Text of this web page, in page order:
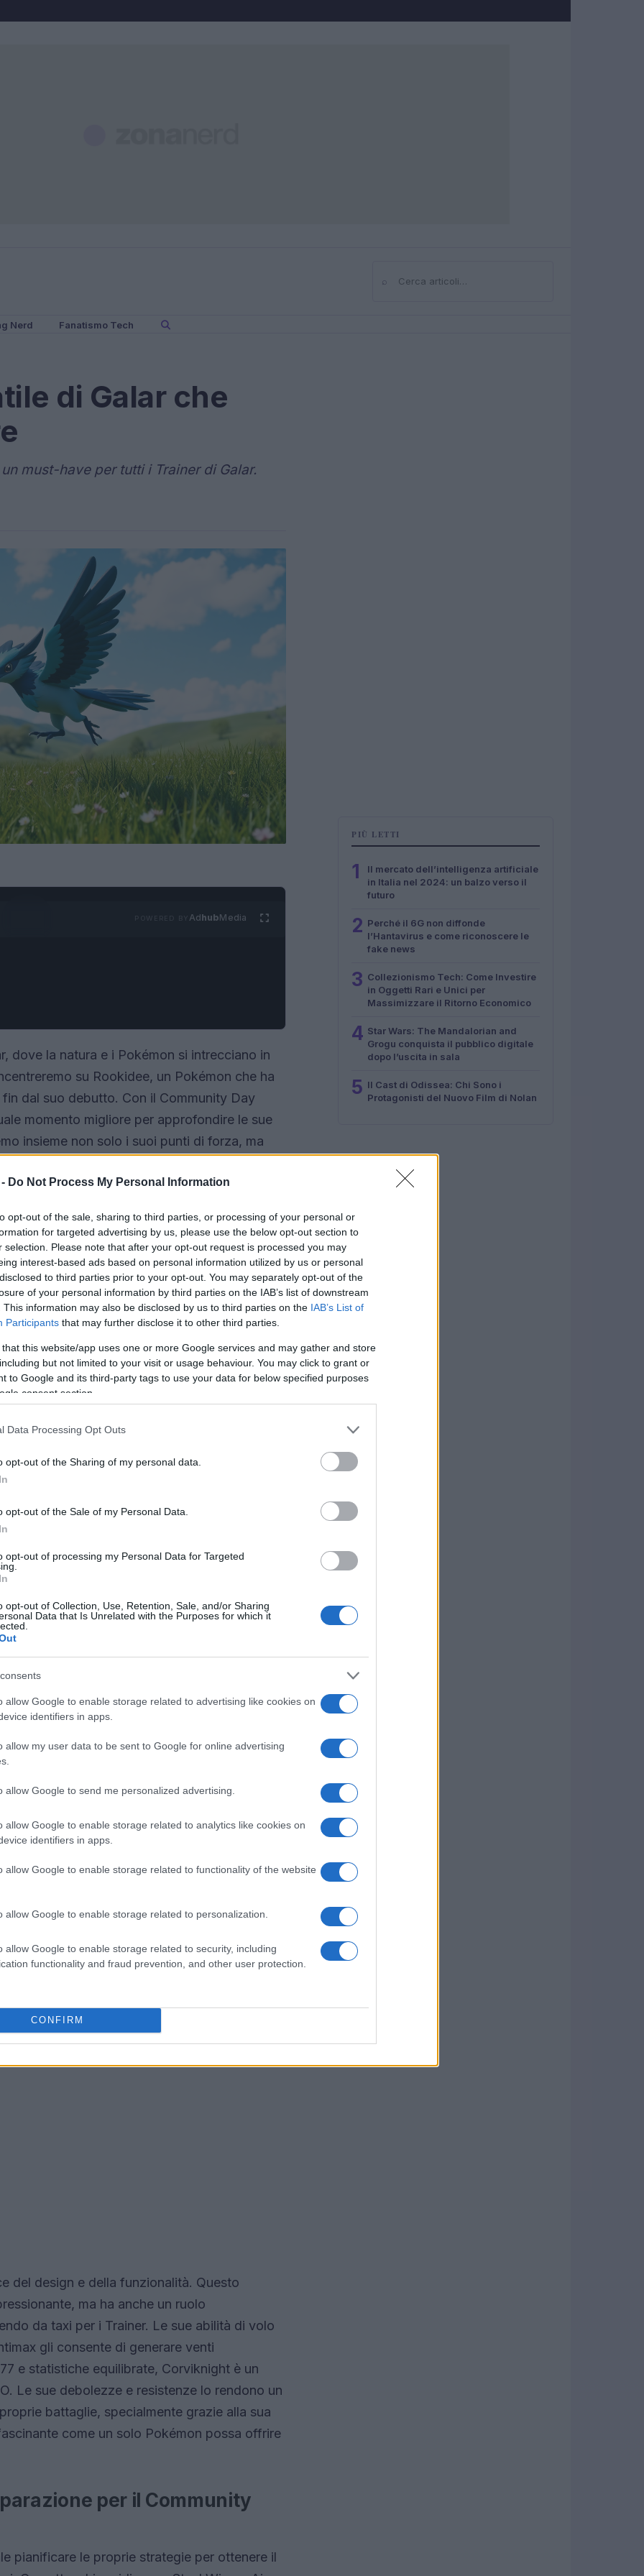
Do Not Process My Personal Information
opt-out of the sale, sharing to third parties, or processing of your personal or
for targeted advertising by us, please use the below opt-out section to
selection. Please note that after your opt-out request is processed you may
interest-based ads based on personal information utilized by us or personal
to third parties prior to your opt-out. You may separately opt-out of the
of your personal information by third parties on the IAB’s list of downstream
This information may also be disclosed by us to third parties on the IAB’s List of
Participants that may further disclose it to other third parties.
that this website/app uses one or more Google services and may gather and store
but not limited to your visit or usage behaviour. You may click to grant or
to Google and its third-party tags to use your data for below specified purposes
consent section.
Data Processing Opt Outs
opt-out of the Sharing of my personal data.
opt-out of the Sale of my Personal Data.
opt-out of processing my Personal Data for Targeted
opt-out of Collection, Use, Retention, Sale, and/or Sharing
Data that Is Unrelated with the Purposes for which it
allow Google to enable storage related to advertising like cookies on
identifiers in apps.
allow my user data to be sent to Google for online advertising
allow Google to send me personalized advertising.
allow Google to enable storage related to analytics like cookies on
identifiers in apps.
allow Google to enable storage related to functionality of the website
allow Google to enable storage related to personalization.
allow Google to enable storage related to security, including
functionality and fraud prevention, and other user protection.
CONFIRM
⌕Cerca
Nerd Fanatismo Tech
di Galar che
must-have per tutti i Trainer di Galar.
AdhubMedia
dove la natura e i Pokémon si intrecciano in
su Rookidee, un Pokémon che ha
dal suo debutto. Con il Community Day
momento migliore per approfondire le sue
insieme non solo i suoi punti di forza, ma
in Pokémon GO.
di Galar
di tipo Volante che i Trainer possono
è stata praticamente immediata per
non è solo un’aggiunta colorata alle nostre
strategica. Rookidee, infatti, è stato il primo
disponibile, a parte i leggendari. Questo
i Trainer. Ti sei mai chiesto perché tanti lo
notare il suo comportamento. Le
attente all’igiene; se le loro ali vengono
infastidite. Inoltre, Rookidee mostra abilità
i nemici con manovre agili. Ogni incontro lo
del suo sviluppo. La sua evoluzione,
non credi?
evoluzioni potenti
considerare un intermediario, ma ha
la capacità di utilizzare strumenti in battaglia,
ad altri Pokémon volanti. Sebbene
di un’intelligenza superiore alla media,
sul campo di battaglia. Hai mai
di una sfida?
del design e della funzionalità. Questo
ma ha anche un ruolo
da taxi per i Trainer. Le sue abilità di volo
gli consente di generare venti
e statistiche equilibrate, Corviknight è un
Le sue debolezze e resistenze lo rendono un
battaglie, specialmente grazie alla sua
come un solo Pokémon possa offrire
per il Community
pianificare le proprie strategie per ottenere il
PIÙ LETTI
1
Il mercato dell’intelligenza artificiale
in Italia nel 2024: un balzo verso il
futuro
2 Perché il 6G non diffonde
l’Hantavirus e come riconoscere le
fake news
3 Collezionismo Tech: Come Investire
in Oggetti Rari e Unici per
Massimizzare il Ritorno Economico
4 Star Wars: The Mandalorian and
Grogu conquista il pubblico digitale
dopo l’uscita in sala
5 Il Cast di Odissea: Chi Sono i
Protagonisti del Nuovo Film di Nolan